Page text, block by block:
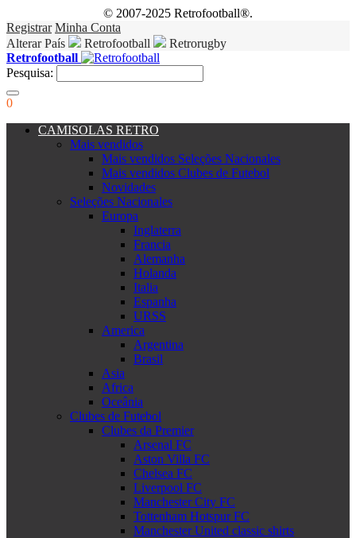
© 2007-2025 Retrofootball®.
Registrar Minha Conta
Alterar País
Retrofootball
Retrorugby
Retrofootball
Pesquisa:
0
CAMISOLAS RETRO
Mais vendidos
Mais vendidos Seleções Nacionales
Mais vendidos Clubes de Futebol
Novidades
Seleções Nacionales
Europa
Inglaterra
Francia
Alemanha
Holanda
Italia
Espanha
URSS
America
Argentina
Brasil
Asia
Africa
Oceânia
Clubes de Futebol
Clubes da Premier
Arsenal FC
Aston Villa FC
Chelsea FC
Liverpool FC
Manchester City FC
Tottenham Hotspur FC
Manchester United classic shirts